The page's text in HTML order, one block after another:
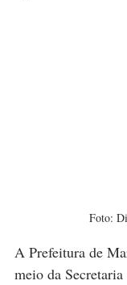
Foto:
A Prefeitura de
meio da